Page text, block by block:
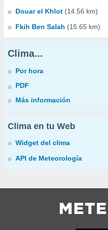
Douar el Khlot (14.56 km)
Fkih Ben Salah (15.65 km)
Clima...
Por hora
PDF
Más información
Clima en tu Web
Widget del clima
API de Meteorología